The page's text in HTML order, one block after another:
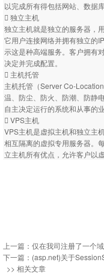
以完成所有得包括网站、数据
 独立主机
独立主机就是独立的服务器，
它用户连接网络并拥有独立的
示这是种高端服务。客户拥有
决定并完成配置。
 主机托管
主机托管（Server Co-
温、防尘、防火、防潮、防静
自主决定运行的系统和从事的
 VPS主机
VPS主机是虚拟主机和独立主
相互隔离的虚拟专用服务器。
立主机所有优点，允许客户以
上一篇： 仅在我司注册了一个
下一篇： (asp.net)关于
>> 相关文章